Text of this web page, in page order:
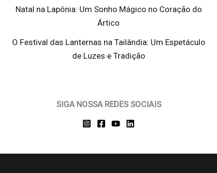
Natal na Lapônia: Um Sonho Mágico no Coração do
Ártico
O Festival das Lanternas na Tailândia: Um Espetáculo
de Luzes e Tradição
SIGA NOSSA REDES SOCIAIS